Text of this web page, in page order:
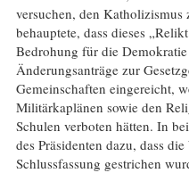
versuchen, den Katholizismus
behauptete, dass dieses
Bedrohung für die
Änderungsanträge zur
Gemeinschaften eingereicht,
Militärkaplänen sowie den
Schulen verboten hätten. In
des Präsidenten dazu, dass
Schlussfassung gestrichen